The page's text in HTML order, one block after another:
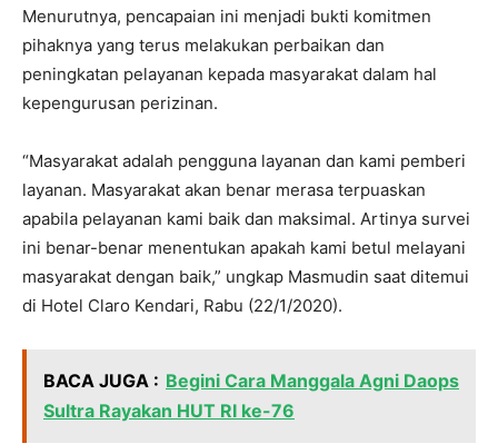
Menurutnya, pencapaian ini menjadi bukti komitmen
pihaknya yang terus melakukan perbaikan dan
peningkatan pelayanan kepada masyarakat dalam hal
kepengurusan perizinan.
“Masyarakat adalah pengguna layanan dan kami pemberi
layanan. Masyarakat akan benar merasa terpuaskan
apabila pelayanan kami baik dan maksimal. Artinya survei
ini benar-benar menentukan apakah kami betul melayani
masyarakat dengan baik,” ungkap Masmudin saat ditemui
di Hotel Claro Kendari, Rabu (22/1/2020).
BACA JUGA : Begini Cara Manggala Agni Daops
Sultra Rayakan HUT RI ke-76